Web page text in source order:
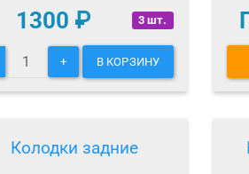
3 шт.
1300 ₽
+ В КОРЗИНУ
Колодки задние